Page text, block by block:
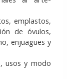
emplastos,
de óvulos,
enjuagues y
usos y modo